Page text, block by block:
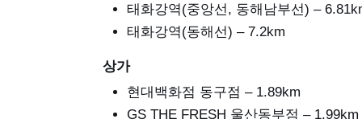
태화강역(중앙선, 동해남부선) –
태화강역(동해선) – 7.2km
상가
현대백화점 동구점 – 1.89km
GS THE FRESH 울산동부점 – 1.99km